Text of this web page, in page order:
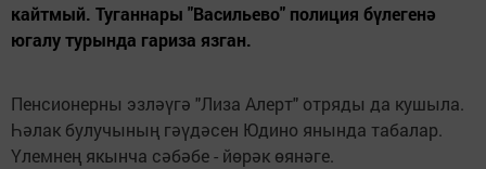
кайтмый. Туганнары "Васильево" полиция бүлегенә
югалу турында гариза язган.
Пенсионерны эзләүгә "Лиза Алерт" отряды да кушыла.
Һәлак булучының гәүдәсен Юдино янында табалар.
Үлемнең якынча сәбәбе - йөрәк өянәге.